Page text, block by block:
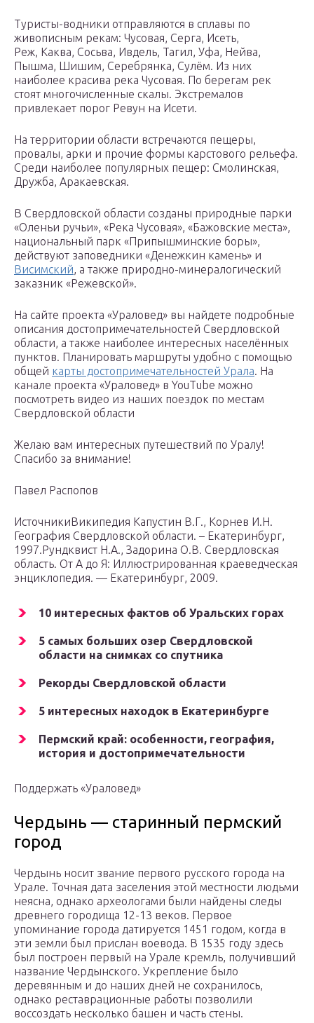
Туристы-водники отправляются в сплавы по
живописным рекам: Чусовая, Серга, Исеть,
Реж, Каква, Сосьва, Ивдель, Тагил, Уфа, Нейва,
Пышма, Шишим, Серебрянка, Сулём. Из них
наиболее красива река Чусовая. По берегам рек
стоят многочисленные скалы. Экстремалов
привлекает порог Ревун на Исети.
На территории области встречаются пещеры,
провалы, арки и прочие формы карстового рельефа.
Среди наиболее популярных пещер: Смолинская,
Дружба, Аракаевская.
В Свердловской области созданы природные парки
«Оленьи ручьи», «Река Чусовая», «Бажовские места»,
национальный парк «Припышминские боры»,
действуют заповедники «Денежкин камень» и
Висимский, а также природно-минералогический
заказник «Режевской».
На сайте проекта «Ураловед» вы найдете подробные
описания достопримечательностей Свердловской
области, а также наиболее интересных населённых
пунктов. Планировать маршруты удобно с помощью
общей карты достопримечательностей Урала. На
канале проекта «Ураловед» в YouTube можно
посмотреть видео из наших поездок по местам
Свердловской области
Желаю вам интересных путешествий по Уралу!
Спасибо за внимание!
Павел Распопов
ИсточникиВикипедия Капустин В.Г., Корнев И.Н.
География Свердловской области. – Екатеринбург,
1997.Рундквист Н.А., Задорина О.В. Свердловская
область. От А до Я: Иллюстрированная краеведческая
энциклопедия. — Екатеринбург, 2009.
10 интересных фактов об Уральских горах
5 самых больших озер Свердловской
области на снимках со спутника
Рекорды Свердловской области
5 интересных находок в Екатеринбурге
Пермский край: особенности, география,
история и достопримечательности
Поддержать «Ураловед»
Чердынь — старинный пермский
город
Чердынь носит звание первого русского города на
Урале. Точная дата заселения этой местности людьми
неясна, однако археологами были найдены следы
древнего городища 12-13 веков. Первое
упоминание города датируется 1451 годом, когда в
эти земли был прислан воевода. В 1535 году здесь
был построен первый на Урале кремль, получивший
название Чердынского. Укрепление было
деревянным и до наших дней не сохранилось,
однако реставрационные работы позволили
воссоздать несколько башен и часть стены.